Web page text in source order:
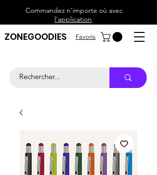
Commandez n'importe où avec
l'application.
ZONEGOODIES Favoris